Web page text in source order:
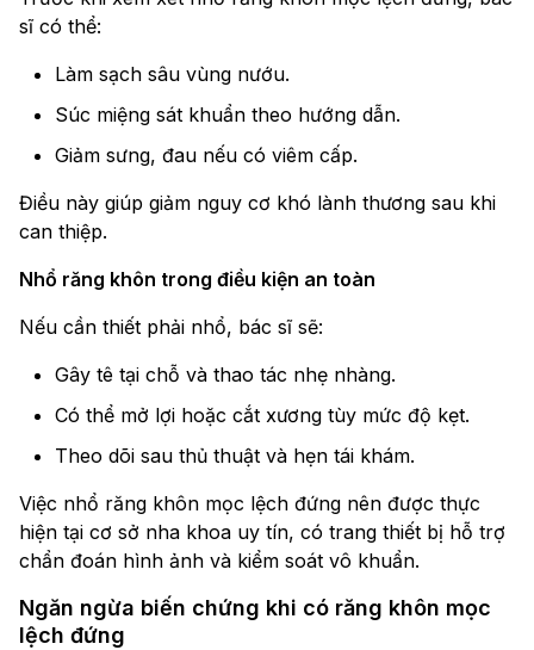
sĩ có thể:
Làm sạch sâu vùng nướu.
Súc miệng sát khuẩn theo hướng dẫn.
Giảm sưng, đau nếu có viêm cấp.
Điều này giúp giảm nguy cơ khó lành thương sau khi
can thiệp.
Nhổ răng khôn trong điều kiện an toàn
Nếu cần thiết phải nhổ, bác sĩ sẽ:
Gây tê tại chỗ và thao tác nhẹ nhàng.
Có thể mở lợi hoặc cắt xương tùy mức độ kẹt.
Theo dõi sau thủ thuật và hẹn tái khám.
Việc nhổ răng khôn mọc lệch đứng nên được thực
hiện tại cơ sở nha khoa uy tín, có trang thiết bị hỗ trợ
chẩn đoán hình ảnh và kiểm soát vô khuẩn.
Ngăn ngừa biến chứng khi có răng khôn mọc
lệch đứng